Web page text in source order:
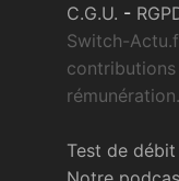
C.G.U. -
Switch-
rémunération.
Test de débit